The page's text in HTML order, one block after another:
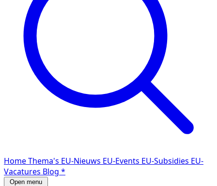
HomeThema's EU-Nieuws EU-Events EU-Subsidies EU-
Vacatures Blog *
Open menu